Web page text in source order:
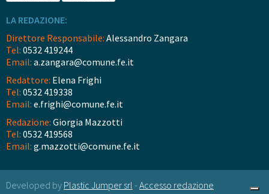
LA REDAZIONE:
Direttore Responsabile: Alessandro Zangara
Tel: 0532 419244
Email: a.zangara@comune.fe.it
Redattore: Elena Frighi
Tel: 0532 419338
Email: e.frighi@comune.fe.it
Redazione: Giorgia Mazzotti
Tel: 0532 419568
Email: g.mazzotti@comune.fe.it
Developed by Plastic Jumper srl - Accesso redazione